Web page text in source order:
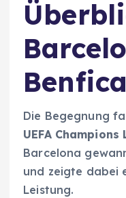
Benfica
Die Begegnung
UEFA
Barcelona
und zeigte dabei
Leistung.